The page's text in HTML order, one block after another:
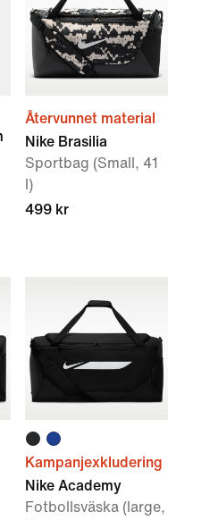
Återvunnet material
Nike Brasilia
Sportbag (Small, 41
l)
499 kr
Kampanjexkludering
Nike Academy
Fotbollsväska (large,